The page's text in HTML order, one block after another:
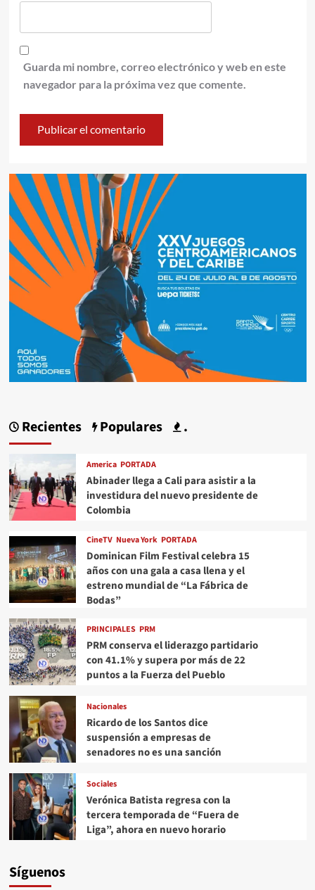
Guarda mi nombre, correo electrónico y web en este
navegador para la próxima vez que comente.
Recientes Populares .
America PORTADA
Abinader llega a Cali para asistir a la
investidura del nuevo presidente de
Colombia
CineTV Nueva York PORTADA
Dominican Film Festival celebra 15
años con una gala a casa llena y el
estreno mundial de “La Fábrica de
Bodas”
PRINCIPALES PRM
PRM conserva el liderazgo partidario
con 41.1% y supera por más de 22
puntos a la Fuerza del Pueblo
Nacionales
Ricardo de los Santos dice
suspensión a empresas de
senadores no es una sanción
Sociales
Verónica Batista regresa con la
tercera temporada de “Fuera de
Liga”, ahora en nuevo horario
Síguenos